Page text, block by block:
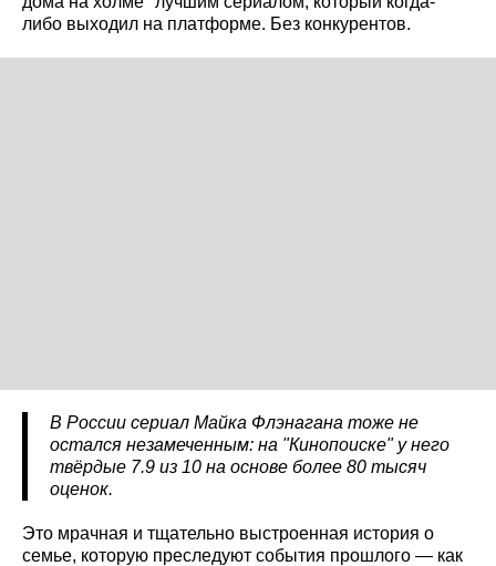
либо выходил на платформе. Без конкурентов.
В России сериал Майка Флэнагана тоже не
остался незамеченным: на "Кинопоиске" у него
твёрдые 7.9 из 10 на основе более 80 тысяч
оценок.
Это мрачная и тщательно выстроенная история о
семье, которую преследуют события прошлого — как